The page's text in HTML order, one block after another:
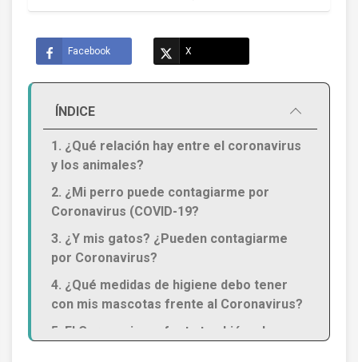
Facebook X
ÍNDICE
1. ¿Qué relación hay entre el coronavirus
y los animales?
2. ¿Mi perro puede contagiarme por
Coronavirus (COVID-19?
3. ¿Y mis gatos? ¿Pueden contagiarme
por Coronavirus?
4. ¿Qué medidas de higiene debo tener
con mis mascotas frente al Coronavirus?
5. El Coronavirus afecta también a las